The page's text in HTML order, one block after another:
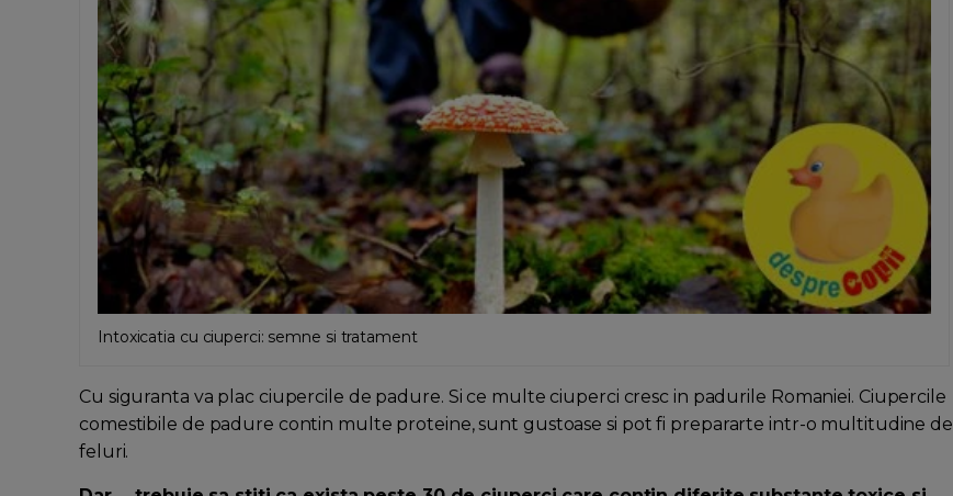
Intoxicatia cu ciuperci: semne si tratament
Cu siguranta va plac ciupercile de padure. Si ce multe ciuperci cresc in padurile Romaniei. Ciupercile
comestibile de padure contin multe proteine, sunt gustoase si pot fi prepararte intr-o multitudine de
feluri.